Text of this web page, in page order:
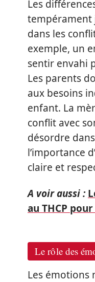
Les
tempérament
dans les
exemple, un
sentir envahi
Les parents
aux besoins
enfant. La
conflit avec
désordre
l’importance
claire et
A voir aussi :
au THCP
Le rôle des
Les émotions